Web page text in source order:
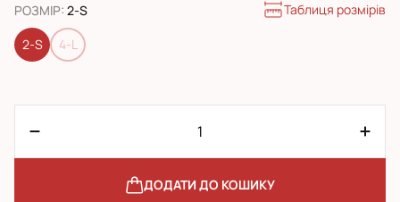
РОЗМІР: 2-S Таблиця розмірів
2-S 4-L
ДОДАТИ ДО КОШИКУ